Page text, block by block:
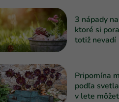
3 nápady
ktoré si
totiž nevadí
Pripomína
podľa
v lete